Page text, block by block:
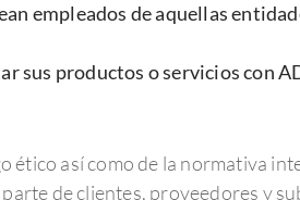
empleados de aquellas
sus productos o servicios con
así como de la normativa
de clientes, proveedores y